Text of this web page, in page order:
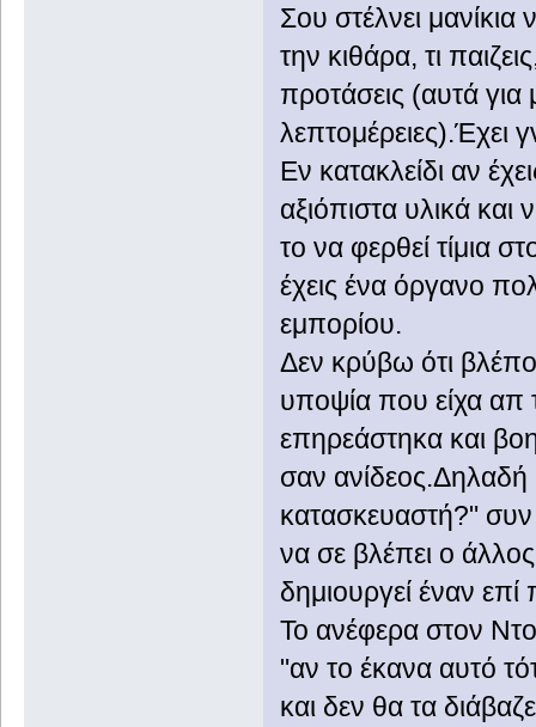
Σου στέλνει μανίκια
την κιθάρα, τι
προτάσεις (αυτά
λεπτομέρειες).Έχει
Eν κατακλείδι αν
αξιόπιστα υλικά
το να φερθεί τίμια
έχεις ένα όργανο
εμπορίου.
Δεν κρύβω ότι
υποψία που είχα απ
επηρεάστηκα και
σαν
κατασκευαστή?" συν
να σε βλέπει ο
δημιουργεί έναν
Το ανέφερα στον
"αν το έκανα αυτό
και δεν θα τα